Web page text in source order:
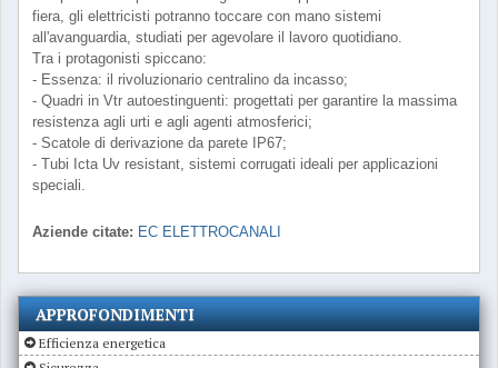
fiera, gli elettricisti potranno toccare con mano sistemi
all'avanguardia, studiati per agevolare il lavoro quotidiano.
Tra i protagonisti spiccano:
- Essenza: il rivoluzionario centralino da incasso;
- Quadri in Vtr autoestinguenti: progettati per garantire la massima
resistenza agli urti e agli agenti atmosferici;
- Scatole di derivazione da parete IP67;
- Tubi Icta Uv resistant, sistemi corrugati ideali per applicazioni
speciali.
Aziende citate: EC ELETTROCANALI
APPROFONDIMENTI
Efficienza energetica